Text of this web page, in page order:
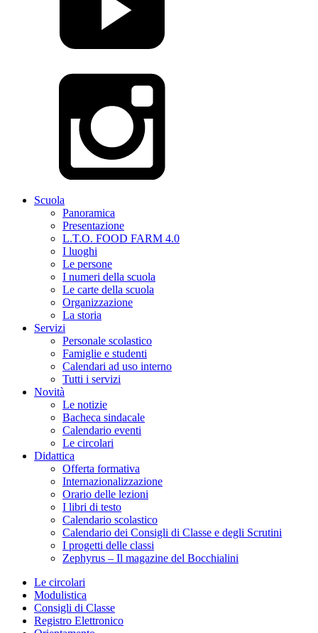
Scuola
Panoramica
Presentazione
L.T.O. FOOD FARM 4.0
I luoghi
Le persone
I numeri della scuola
Le carte della scuola
Organizzazione
La storia
Servizi
Personale scolastico
Famiglie e studenti
Calendari ad uso interno
Tutti i servizi
Novità
Le notizie
Bacheca sindacale
Calendario eventi
Le circolari
Didattica
Offerta formativa
Internazionalizzazione
Orario delle lezioni
I libri di testo
Calendario scolastico
Calendario dei Consigli di Classe e degli Scrutini
I progetti delle classi
Zephyrus – Il magazine del Bocchialini
Le circolari
Modulistica
Consigli di Classe
Registro Elettronico